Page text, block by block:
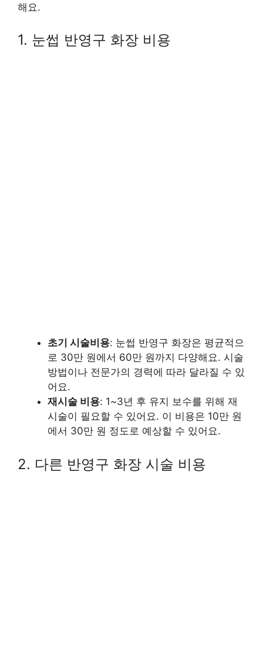
해요.
1. 눈썹 반영구 화장 비용
초기 시술비용: 눈썹 반영구 화장은 평균적으
로 30만 원에서 60만 원까지 다양해요. 시술
방법이나 전문가의 경력에 따라 달라질 수 있
어요.
재시술 비용: 1~3년 후 유지 보수를 위해 재
시술이 필요할 수 있어요. 이 비용은 10만 원
에서 30만 원 정도로 예상할 수 있어요.
2. 다른 반영구 화장 시술 비용